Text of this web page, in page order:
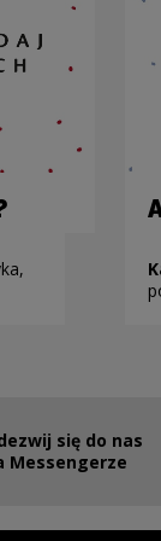
się do nas
Messengerze
link will open in a